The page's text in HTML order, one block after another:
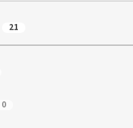
21
0